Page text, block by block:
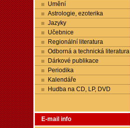
Umění
Astrologie, ezoterika
Jazyky
Učebnice
Regionální literatura
Odborná a technická literatura
Dárkové publikace
Periodika
Kalendáře
Hudba na CD, LP, DVD
E-mail info